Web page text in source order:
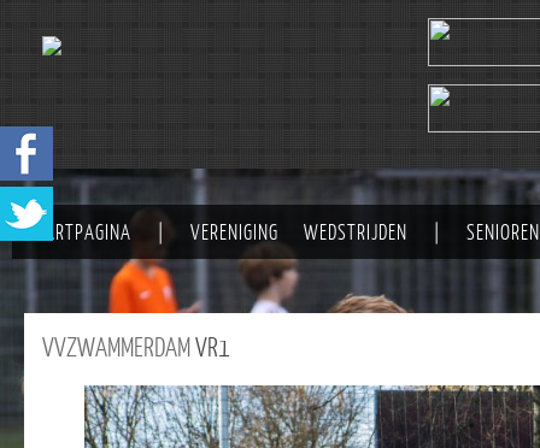
STARTPAGINA VERENIGING WEDSTRIJDEN SENIOREN
VVZWAMMERDAMVR1